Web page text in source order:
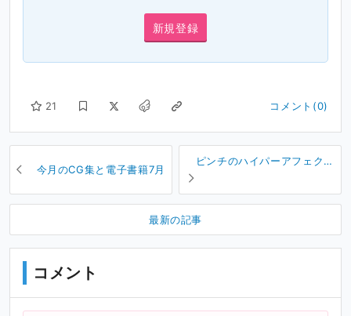
新規登録
21 コメント(0)
今月のCG集と電子書籍7月
ピンチのハイパーアフェクシ
最新の記事
コメント